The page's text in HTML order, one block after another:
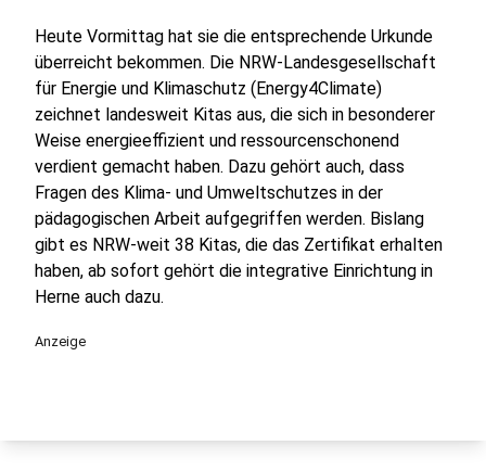
Heute Vormittag hat sie die entsprechende Urkunde
überreicht bekommen. Die NRW-Landesgesellschaft
für Energie und Klimaschutz (Energy4Climate)
zeichnet landesweit Kitas aus, die sich in besonderer
Weise energieeffizient und ressourcenschonend
verdient gemacht haben. Dazu gehört auch, dass
Fragen des Klima- und Umweltschutzes in der
pädagogischen Arbeit aufgegriffen werden. Bislang
gibt es NRW-weit 38 Kitas, die das Zertifikat erhalten
haben, ab sofort gehört die integrative Einrichtung in
Herne auch dazu.
Anzeige